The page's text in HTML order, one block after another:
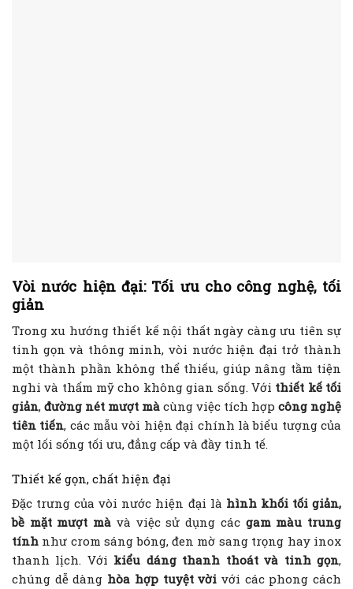
Vòi nước hiện đại: Tối ưu cho công nghệ, tối
giản
Trong xu hướng thiết kế nội thất ngày càng ưu tiên sự
tinh gọn và thông minh, vòi nước hiện đại trở thành
một thành phần không thể thiếu, giúp nâng tầm tiện
nghi và thẩm mỹ cho không gian sống. Với thiết kế tối
giản, đường nét mượt mà cùng việc tích hợp công nghệ
tiên tiến, các mẫu vòi hiện đại chính là biểu tượng của
một lối sống tối ưu, đẳng cấp và đầy tinh tế.
Thiết kế gọn, chất hiện đại
Đặc trưng của vòi nước hiện đại là hình khối tối giản,
bề mặt mượt mà và việc sử dụng các gam màu trung
tính như crom sáng bóng, đen mờ sang trọng hay inox
thanh lịch. Với kiểu dáng thanh thoát và tinh gọn,
chúng dễ dàng hòa hợp tuyệt vời với các phong cách